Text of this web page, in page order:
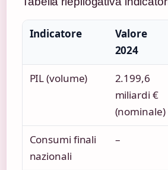
Indicatore
Valore
2024
PIL (volume)
2.199,6
miliardi €
(nominale)
Consumi finali
nazionali
–